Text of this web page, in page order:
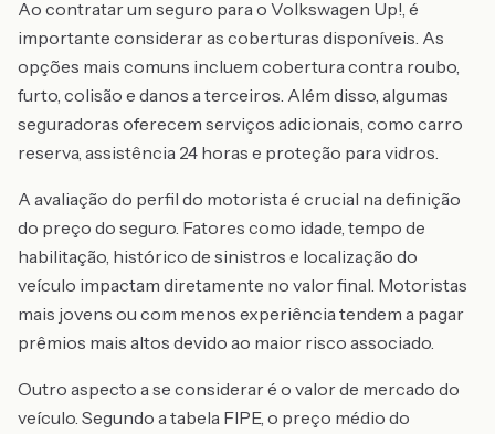
Ao contratar um seguro para o Volkswagen Up!, é
importante considerar as coberturas disponíveis. As
opções mais comuns incluem cobertura contra roubo,
furto, colisão e danos a terceiros. Além disso, algumas
seguradoras oferecem serviços adicionais, como carro
reserva, assistência 24 horas e proteção para vidros.
A avaliação do perfil do motorista é crucial na definição
do preço do seguro. Fatores como idade, tempo de
habilitação, histórico de sinistros e localização do
veículo impactam diretamente no valor final. Motoristas
mais jovens ou com menos experiência tendem a pagar
prêmios mais altos devido ao maior risco associado.
Outro aspecto a se considerar é o valor de mercado do
veículo. Segundo a tabela FIPE, o preço médio do